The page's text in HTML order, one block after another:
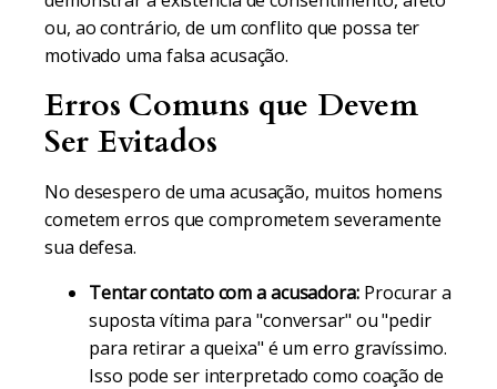
ou, ao contrário, de um conflito que possa ter
motivado uma falsa acusação.
Erros Comuns que Devem
Ser Evitados
No desespero de uma acusação, muitos homens
cometem erros que comprometem severamente
sua defesa.
Tentar contato com a acusadora:Procurar a
suposta vítima para "conversar" ou "pedir
para retirar a queixa" é um erro gravíssimo.
Isso pode ser interpretado como coação de